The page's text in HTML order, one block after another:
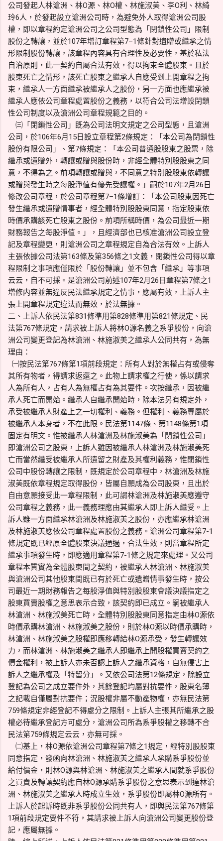
公司發起人林滄洲、林O源、林O權、林施淑美、李O利、林綺
玲6人，於發起設立滄洲公司時，為避免外人取得滄洲公司股
權，即以章程約定滄洲公司之公司型態為「閉鎖性公司」限制
股份之轉讓，並於107年增訂章程第7–1條針對遺贈或繼承之情
形限制股份轉讓，該章程內容具有合理性及必要性，基於私法
自治原則，此一契約自屬合法有效，得以拘束全體股東。且於
股東死亡之情形，該死亡股東之繼承人自應受到上開章程之拘
束，繼承人一方面繼承被繼承人之股份，另一方面也應繼承被
繼承人應依公司章程處置股份之義務，以符合公司法增設閉鎖
性公司制度以及滄洲公司章程規範之目的。
㈢「閉鎖性公司」既為公司法明文規定之公司型態，且滄洲
公司，於106年6月15日設立章程第2條規定：「本公司為閉鎖性
股份有限公司」、第7條規定：「本公司普通股股東之股票，除
繼承或遺贈外，轉讓或贈與股份時，非經全體特別股股東之同
意，不得為之。前項轉讓或贈與，不同意之特別股股東依轉讓
或贈與發生時之每股淨值有優先受讓權。」嗣於107年2月26日
修改公司章程，於公司章程第7–1條增訂：「本公司股東因死亡
發生繼承或遺贈情事者，經全體特別股股東同意，指定股東依
時價承購該死亡股東之股份。前項所稱時價，為公司最近一期
財務報告之每股淨值。」，且經濟部也已核准滄洲公司設立登
記及章程變更，則滄洲公司之章程規定自為合法有效。上訴人
主張依據公司法第163條及第356條之1文義，閉鎖性公司得以章
程限制之事項應僅限於「股份轉讓」並不包含「繼承」等事項
云云，自不可採。是滄洲公司前述107年2月26日章程第7條之1
增修内容並無違反民法繼承規定之情事，應屬有效，上訴人主
張上開章程規定違法而無效，於法無據。
二、上訴人依民法第831條準用第828條準用第821條規定、民
法第767條規定，請求被上訴人將林O源名義之系爭股份，向滄
洲公司變更登記為林滄洲、林施淑美之繼承人公同共有，為無
理由：
㈠按民法第767條第1項前段規定：所有人對於無權占有或侵奪
其所有物者，得請求返還之。此物上請求權之行使，係以請求
人為所有人，占有人為無權占有為其要件。次按繼承，因被繼
承人死亡而開始。繼承人自繼承開始時，除本法另有規定外，
承受被繼承人財產上之一切權利、義務。但權利、義務專屬於
被繼承人本身者，不在此限。民法第1147條、第1148條第1項
固定有明文。惟被繼承人林滄洲及林施淑美為「閉鎖性公司」
即滄洲公司之股東，上訴人雖因被繼承人林滄洲及林施淑美死
亡而當然繼受被繼承人所遺留之財產及其權利義務，惟閉鎖性
公司中股份轉讓之限制，既規定於公司章程中，林滄洲及林施
淑美既依章程規定取得股份，皆屬自願成為公司股東，且出於
自由意願接受此一章程限制，此可謂林滄洲及林施淑美應遵守
公司章程之義務，此一義務理應由其繼承人即上訴人繼受。上
訴人雖一方面繼承林滄洲及林施淑美之股份，亦應繼承林滄洲
及林施淑美應依公司章程處置股份之義務。滄洲公司章程第7-1
條規定既已經原全體股東決議通過，合法生效，則當章程所定
繼承事項發生時，即應適用章程第7-1條之規定來處理。又公司
章程本質實為全體股東間之契約，被繼承人林滄洲、林施淑美
與滄洲公司其他股東間既已有於死亡或遺贈情事發生時，按公
司最近一期財務報告之每股淨值與特別股股東會議決議指定之
股東買賣股權之意思表示合致，該契約即已成立。嗣被繼承人
林滄洲、林施淑美死亡時，全體特別股股東同意指定由林O源依
時價承購林滄洲、林施淑美之股份，則於林O源以時價承購時，
林滄洲、林施淑美之股權即應移轉給林O源承受，發生轉讓效
力，而林滄洲、林施淑美之繼承人即繼承上開股權買賣契約之
價金權利，被上訴人亦未否認上訴人之繼承資格，自無侵害上
訴人之繼承權及「特留分」。又依公司法第12條規定，除設立
登記為公司之成立要件外，其餘登記均屬對抗要件，股東名薄
之記載自僅屬對抗要件；況股權非屬不動產物權，亦無民法第
759條規定非經登記不得處分之限制。上訴人主張其所繼承之股
權必待繼承登記方可處分，滄洲公司所為系爭股權之移轉不合
民法第759條規定云云，亦無可採。
㈡基上，林O源依滄洲公司章程第7條之1規定，經特別股股東
同意指定，發函向林滄洲、林施淑美之繼承人承購系爭股份並
給付價金，則林O源與林滄洲、林施淑美之繼承人間就系爭股份
之買賣及轉讓契約應自林O源承購系爭股份之意思表示到達林滄
洲、林施淑美之繼承人時成立生效，系爭股份即屬林O源所有。
上訴人於起訴時既非系爭股份公同共有人，即與民法第767條第
1項前段規定要件不符，其請求被上訴人向滄洲公司變更股份登
記，應屬無據。